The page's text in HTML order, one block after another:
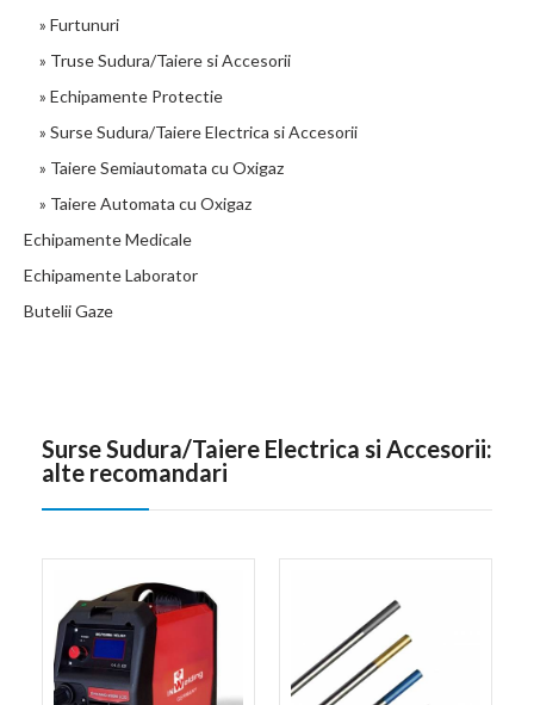
» Furtunuri
» Truse Sudura/Taiere si Accesorii
» Echipamente Protectie
» Surse Sudura/Taiere Electrica si Accesorii
» Taiere Semiautomata cu Oxigaz
» Taiere Automata cu Oxigaz
Echipamente Medicale
Echipamente Laborator
Butelii Gaze
Surse Sudura/Taiere Electrica si Accesorii:
alte recomandari